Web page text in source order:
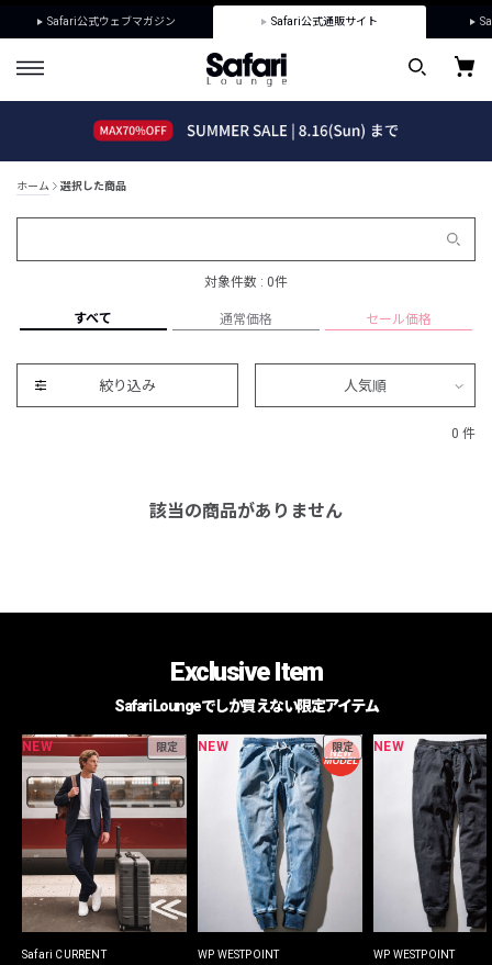
Safari公式ウェブマガジン Safari公式通販サイト
ホーム 選択した商品
対象件数 : 0件
すべて 通常価格 セール価格
絞り込み 人気順
0 件
該当の商品がありません
Exclusive Item
Safari Loungeでしか買えない限定アイテム
NEW 限定
Safari CURRENT
NEW 限定
WP WESTPOINT
NEW
WP WESTPOINT